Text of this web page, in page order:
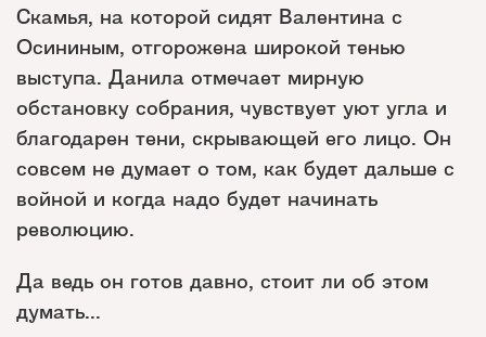
Скамья, на которой сидят Валентина с
Осининым, отгорожена широкой тенью
выступа. Данила отмечает мирную
обстановку собрания, чувствует уют угла и
благодарен тени, скрывающей его лицо. Он
совсем не думает о том, как будет дальше с
войной и когда надо будет начинать
революцию.
Да ведь он готов давно, стоит ли об этом
думать...